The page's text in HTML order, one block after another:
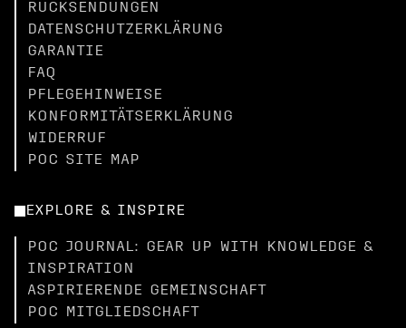
RÜCKSENDUNGEN
DATENSCHUTZERKLÄRUNG
GARANTIE
FAQ
PFLEGEHINWEISE
KONFORMITÄTSERKLÄRUNG
WIDERRUF
POC SITE MAP
EXPLORE & INSPIRE
POC JOURNAL: GEAR UP WITH KNOWLEDGE &
INSPIRATION
ASPIRIERENDE GEMEINSCHAFT
POC MITGLIEDSCHAFT